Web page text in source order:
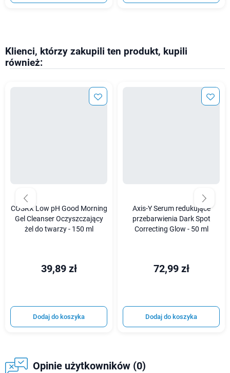
Klienci, którzy zakupili ten produkt, kupili
również:
COSRX Low pH Good Morning
Gel Cleanser Oczyszczający
żel do twarzy - 150 ml
39,89 zł
Dodaj do koszyka
Axis-Y Serum redukujące
przebarwienia Dark Spot
Correcting Glow - 50 ml
72,99 zł
Dodaj do koszyka
Opinie użytkowników (0)